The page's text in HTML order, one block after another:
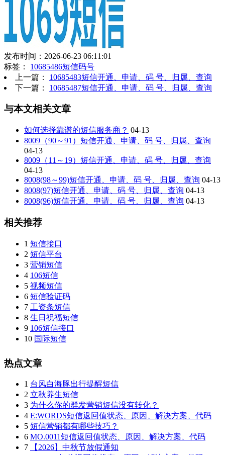
发布时间：2026-06-23 06:11:01
标签： 10685486短信码号
上一篇： 10685483短信开通、申请、码 号、归属、查询
下一篇： 10685487短信开通、申请、码 号、归属、查询
与本文相关文章
如何选择靠谱的短信服务商？ 04-13
8009（90～91）短信开通、申请、码 号、归属、查询
04-13
8009（11～19）短信开通、申请、码 号、归属、查询
04-13
8008(98～99)短信开通、申请、码 号、归属、查询 04-13
8008(97)短信开通、申请、码 号、归属、查询 04-13
8008(96)短信开通、申请、码 号、归属、查询 04-13
相关推荐
1 短信接口
2 短信平台
3 营销短信
4 106短信
5 视频短信
6 短信验证码
7 工资条短信
8 生日祝福短信
9 106短信接口
10 国际短信
热点文章
1 台风白海豚出行提醒短信
2 立秋养生短信
3 为什么你的群发营销短信没有转化？
4 E:WORDS短信返回值状态、原因、解决方案、代码
5 短信营销都有哪些技巧？
6 MO.0011短信返回值状态、原因、解决方案、代码
7
【2026】中秋节放假通知